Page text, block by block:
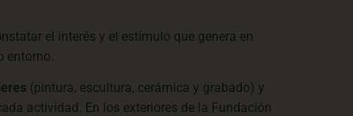
el interés y el estímulo que genera en
entorno.
(pintura, escultura, cerámica y grabado) y
actividad. En los exteriores de la Fundación